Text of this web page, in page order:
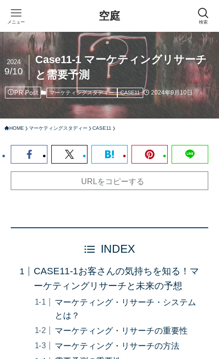
空庭 検索
メニュー
Case11-1 マーケティングリサーチ
と需要予測
2024
9/10
PR Post マーケティングスタディー CASE11 2024年9月10日
HOME マーケティングスタディー CASE11
URLをコピーする
INDEX
CASE11-1お客さんの気持ちを知る！マ
ーケティングリサーチと未来の予想
マーケティング・リサーチ・システム
とは？
マーケティング・リサーチの重要性
マーケティング・リサーチの方法